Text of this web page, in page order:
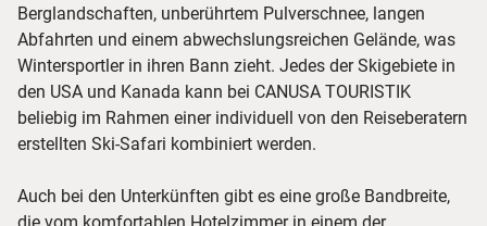
Berglandschaften, unberührtem Pulverschnee, langen
Abfahrten und einem abwechslungsreichen Gelände, was
Wintersportler in ihren Bann zieht. Jedes der Skigebiete in
den USA und Kanada kann bei CANUSA TOURISTIK
beliebig im Rahmen einer individuell von den Reiseberatern
erstellten Ski-Safari kombiniert werden.
Auch bei den Unterkünften gibt es eine große Bandbreite,